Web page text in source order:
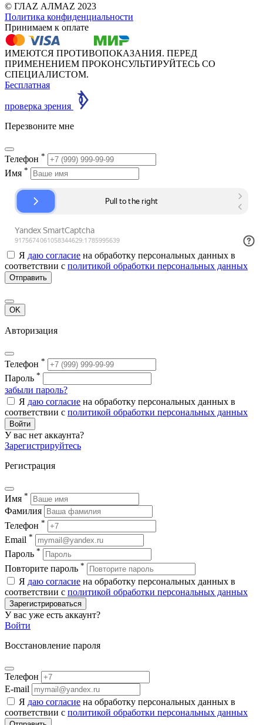
© ГЛАZ АЛМАZ 2023
Политика конфиденциальности
Принимаем к оплате
ИМЕЮТСЯ ПРОТИВОПОКАЗАНИЯ. ПЕРЕД
ПРИМЕНЕНИЕМ ПРОКОНСУЛЬТИРУЙТЕСЬ СО
СПЕЦИАЛИСТОМ.
Бесплатная
проверка зрения
Перезвоните мне
Телефон *
Имя *
Я даю согласие на обработку персональных данных в
соответствии с политикой обработки персональных данных
Отправить
OK
Авторизация
Телефон *
Пароль *
забыли пароль?
Я даю согласие на обработку персональных данных в
соответствии с политикой обработки персональных данных
Войти
У вас нет аккаунта?
Зарегистрируйтесь
Регистрация
Имя *
Фамилия
Телефон *
Email *
Пароль *
Повторите пароль *
Я даю согласие на обработку персональных данных в
соответствии с политикой обработки персональных данных
Зарегистрироваться
У вас уже есть аккаунт?
Войти
Восстановление пароля
Телефон
E-mail
Я даю согласие на обработку персональных данных в
соответствии с политикой обработки персональных данных